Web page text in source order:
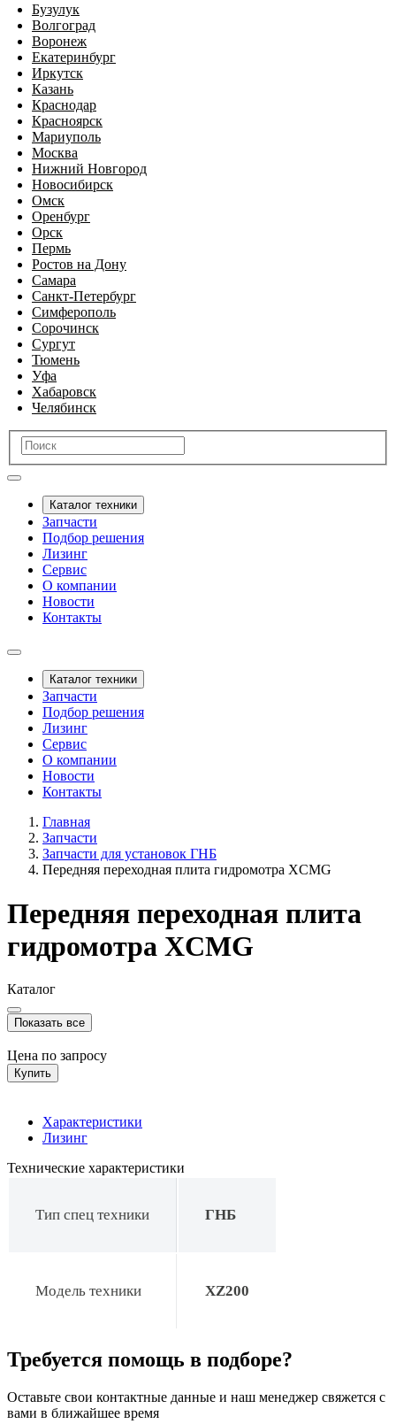
Бузулук
Волгоград
Воронеж
Екатеринбург
Иркутск
Казань
Краснодар
Красноярск
Мариуполь
Москва
Нижний Новгород
Новосибирск
Омск
Оренбург
Орск
Пермь
Ростов на Дону
Самара
Санкт-Петербург
Симферополь
Сорочинск
Сургут
Тюмень
Уфа
Хабаровск
Челябинск
Каталог техники
Запчасти
Подбор решения
Лизинг
Сервис
О компании
Новости
Контакты
Каталог техники
Запчасти
Подбор решения
Лизинг
Сервис
О компании
Новости
Контакты
Главная
Запчасти
Запчасти для установок ГНБ
Передняя переходная плита гидромотра XCMG
Передняя переходная плита
гидромотра XCMG
Каталог
Показать все
Цена по запросу
Купить
Характеристики
Лизинг
Технические характеристики
Тип спец техники ГНБ
Модель техники XZ200
Требуется помощь в подборе?
Оставьте свои контактные данные и наш менеджер свяжется с
вами в ближайшее время